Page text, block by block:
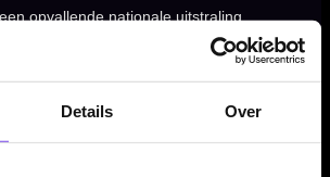
Details Over
opvallende nationale uitstraling.
niet inbegrepen
uit de Mission Country EVA Dartcase Large